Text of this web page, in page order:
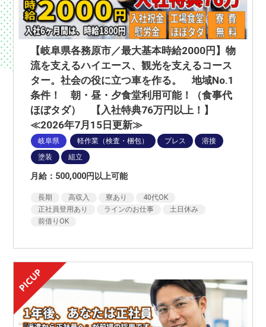
【岐阜県各務原市／最大基本時給2000円】物
流を支えるハイエース、観光を支えるコース
ター。社会の役に立つ車を作る。 地域No.1
条件！ 朝・昼・夕食堂利用可能！（食事代
ほぼタダ） 【入社特典76万円以上！】
≪2026年7月15日更新≫
岐阜県 軽作業（検査・梱包） プレス
溶接
塗装
組立
月給：500,000円以上可能
長期 高収入 寮あり
40代OK
正社員登用あり
ラインのお仕事
土日休み
前借りOK